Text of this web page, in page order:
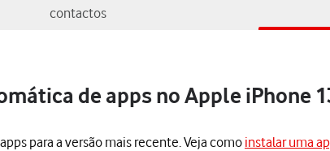
contactos
de apps no Apple iPhone
para a versão mais recente. Veja comoinstalar uma